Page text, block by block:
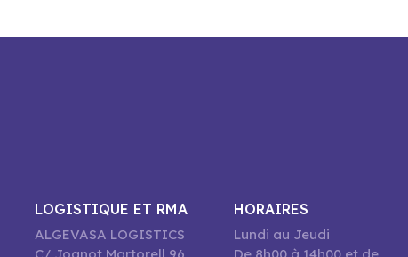
LOGISTIQUE ET RMA
ALGEVASA LOGISTICS
HORAIRES
Lundi au Jeudi